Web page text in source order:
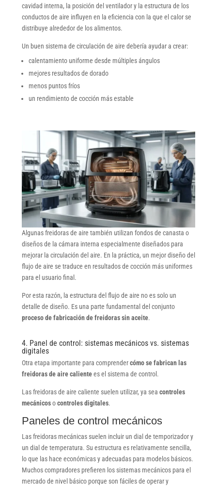
cavidad interna, la posición del ventilador y la estructura de los
conductos de aire influyen en la eficiencia con la que el calor se
distribuye alrededor de los alimentos.
Un buen sistema de circulación de aire debería ayudar a crear:
calentamiento uniforme desde múltiples ángulos
mejores resultados de dorado
menos puntos fríos
un rendimiento de cocción más estable
Algunas freidoras de aire también utilizan fondos de canasta o
diseños de la cámara interna especialmente diseñados para
mejorar la circulación del aire. En la práctica, un mejor diseño del
flujo de aire se traduce en resultados de cocción más uniformes
para el usuario final.
Por esta razón, la estructura del flujo de aire no es solo un
detalle de diseño. Es una parte fundamental del conjunto
proceso de fabricación de freidoras sin aceite.
4. Panel de control: sistemas mecánicos vs. sistemas
digitales
Otra etapa importante para comprendercómo se fabrican las
freidoras de aire calientees el sistema de control.
Las freidoras de aire caliente suelen utilizar, ya sea controles
mecánicosocontroles digitales.
Paneles de control mecánicos
Las freidoras mecánicas suelen incluir un dial de temporizador y
un dial de temperatura. Su estructura es relativamente sencilla,
lo que las hace económicas y adecuadas para modelos básicos.
Muchos compradores prefieren los sistemas mecánicos para el
mercado de nivel básico porque son fáciles de operar y